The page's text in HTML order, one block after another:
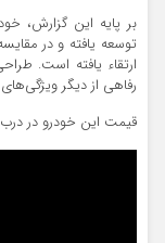
توسعه یافته و در
ارتقاء یافته است.
رفاهی از دیگر
قیمت این خودرو در درب کارخانه 733 میلیون